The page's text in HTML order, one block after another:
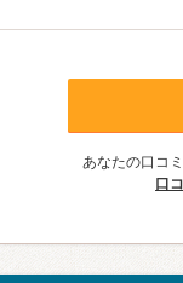
あなたの口コ
口